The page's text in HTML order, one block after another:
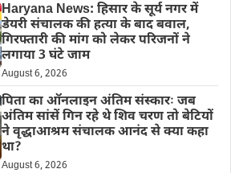
Haryana News: हिसार के सूर्य नगर में
डेयरी संचालक की हत्या के बाद बवाल,
गिरफ्तारी की मांग को लेकर परिजनों ने
लगाया 3 घंटे जाम
August 6, 2026
पिता का ऑनलाइन अंतिम संस्कारः जब
अंतिम सांसें गिन रहे थे शिव चरण तो बेटियों
ने वृद्धाआश्रम संचालक आनंद से क्या कहा
था?
August 6, 2026